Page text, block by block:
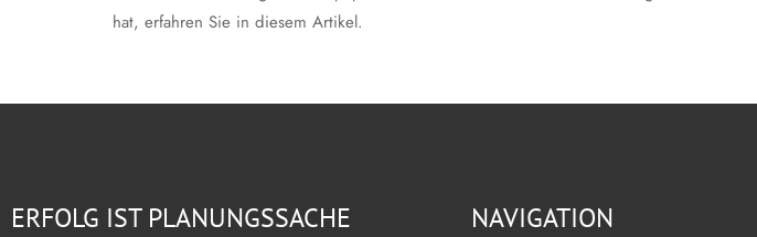
hat, erfahren Sie in diesem Artikel.
ERFOLG IST PLANUNGSSACHE NAVIGATION